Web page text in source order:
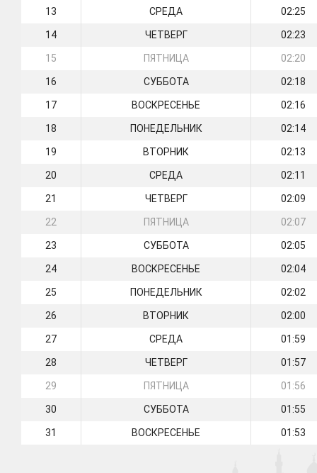
13 СРЕДА 02:25
14 ЧЕТВЕРГ 02:23
15 ПЯТНИЦА 02:20
16 СУББОТА 02:18
17 ВОСКРЕСЕНЬЕ 02:16
18 ПОНЕДЕЛЬНИК 02:14
19 ВТОРНИК 02:13
20 СРЕДА 02:11
21 ЧЕТВЕРГ 02:09
22 ПЯТНИЦА 02:07
23 СУББОТА 02:05
24 ВОСКРЕСЕНЬЕ 02:04
25 ПОНЕДЕЛЬНИК 02:02
26 ВТОРНИК 02:00
27 СРЕДА 01:59
28 ЧЕТВЕРГ 01:57
29 ПЯТНИЦА 01:56
30 СУББОТА 01:55
31 ВОСКРЕСЕНЬЕ 01:53